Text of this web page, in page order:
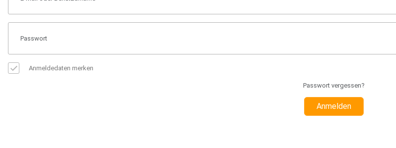
Anmeldedaten merken
Passwort vergessen?
Anmelden